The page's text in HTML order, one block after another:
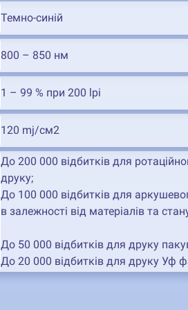
Темно-синій
800 – 850 нм
1 – 99 % при 200 lpi
120 mj/см2
До 200 000 відбитків для
друку;
До 100 000 відбитків для
в залежності від матеріалів та